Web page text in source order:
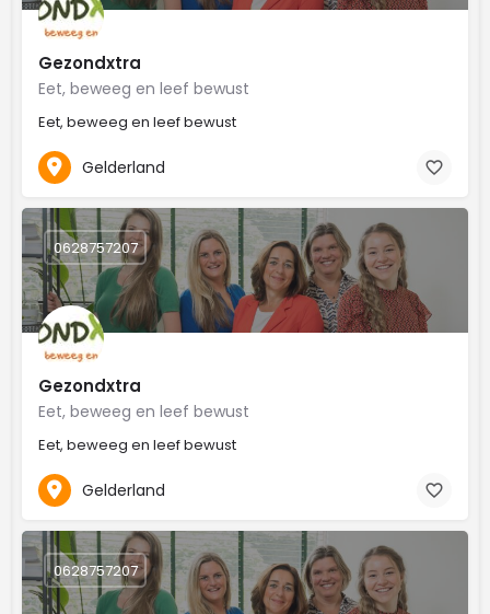
Gezondxtra
Eet, beweeg en leef bewust
Eet, beweeg en leef bewust
Gelderland
Gezondxtra
Eet, beweeg en leef bewust
Eet, beweeg en leef bewust
0628757207
Gelderland
0628757207